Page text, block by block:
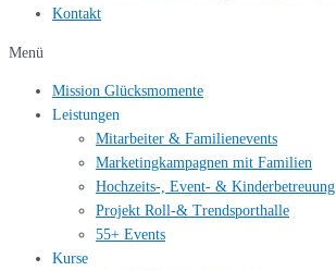
Kontakt
Menü
Mission Glücksmomente
Leistungen
Mitarbeiter & Familienevents
Marketingkampagnen mit Familien
Hochzeits-, Event- & Kinderbetreuung
Projekt Roll-& Trendsporthalle
55+ Events
Kurse